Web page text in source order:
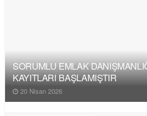
SORUMLU EMLAK
KAYITLARI BAŞLAMIŞTIR
20 Nisan 2026